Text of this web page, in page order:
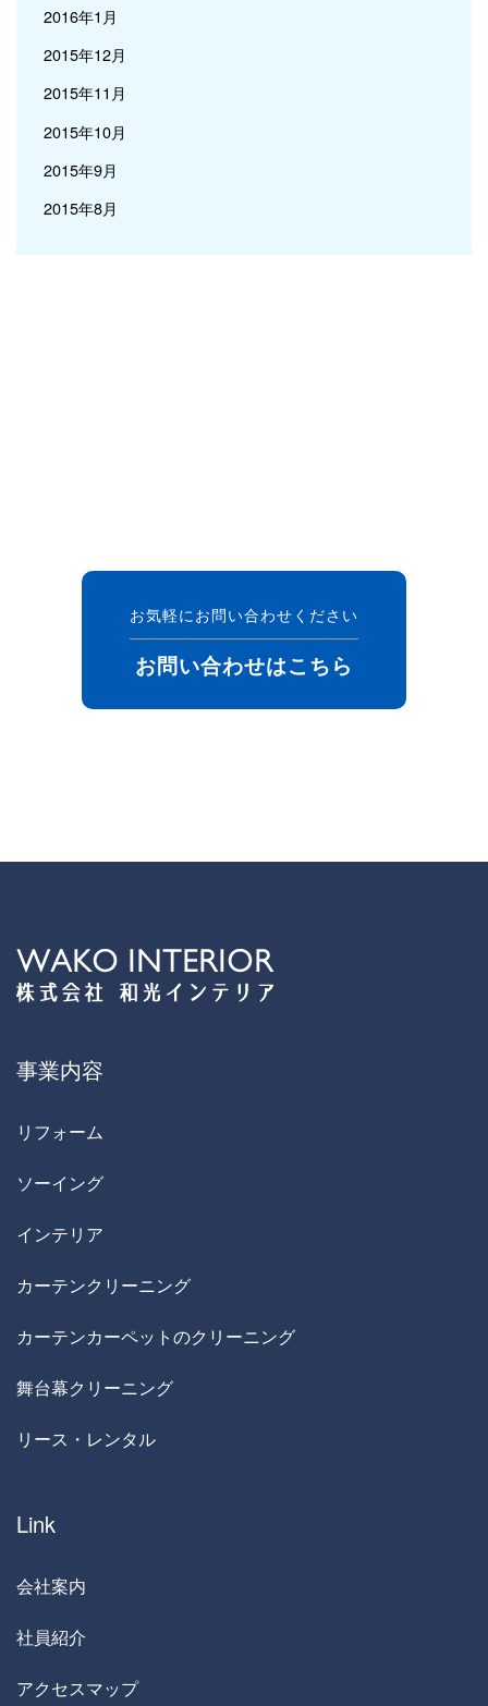
2016年1月
2015年12月
2015年11月
2015年10月
2015年9月
2015年8月
お気軽にお問い合わせください
お問い合わせはこちら
事業内容
リフォーム
ソーイング
インテリア
カーテンクリーニング
カーテンカーペットのクリーニング
舞台幕クリーニング
リース・レンタル
Link
会社案内
社員紹介
アクセスマップ